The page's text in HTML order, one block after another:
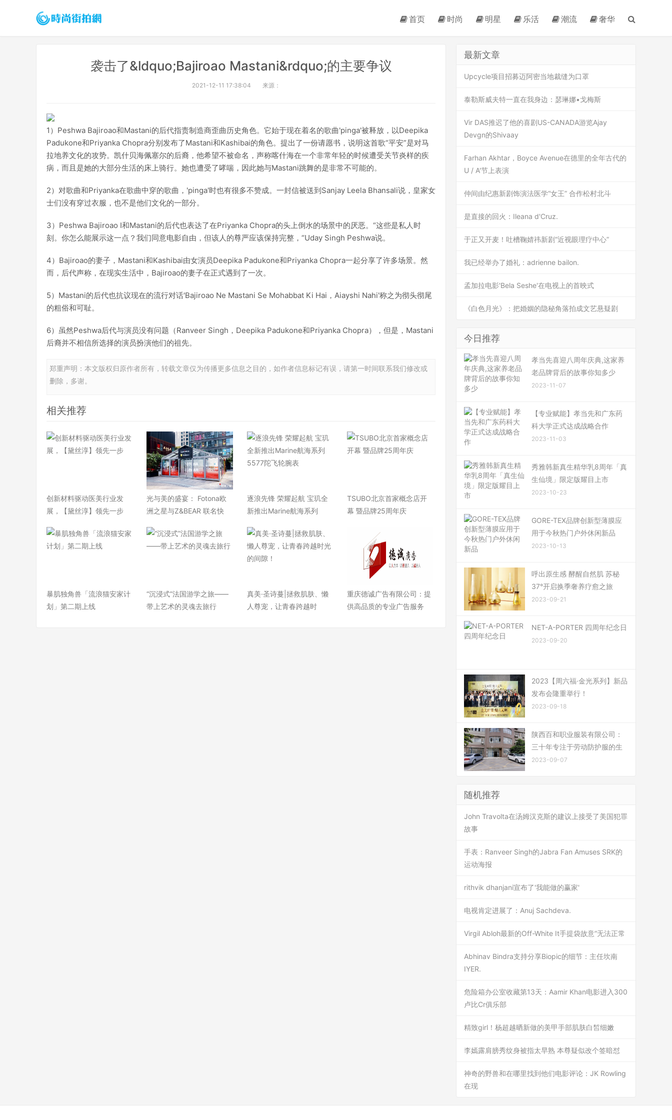
首页 时尚 明星 乐活 潮流 奢华
袭击了&ldquo;Bajiroao Mastani&rdquo;的主要争议
2021-12-11 17:38:04 来源：
1）Peshwa Bajiroao和Mastani的后代指责制造商歪曲历史角色。它始于现在着名的歌曲'pinga'被释放，以Deepika
Padukone和Priyanka Chopra分别发布了Mastani和Kashibai的角色。提出了一份请愿书，说明这首歌“平安”是对马
拉地养文化的攻势。凯什贝海佩塞尔的后裔，他希望不被命名，声称喀什海在一个非常年轻的时候遭受关节炎样的疾
病，而且是她的大部分生活的床上骑行。她也遭受了哮喘，因此她与Mastani跳舞的是非常不可能的。
2）对歌曲和Priyanka在歌曲中穿的歌曲，'pinga'时也有很多不赞成。一封信被送到Sanjay Leela Bhansali说，皇家女
士们没有穿过衣服，也不是他们文化的一部分。
3）Peshwa Bajiroao I和Mastani的后代也表达了在Priyanka Chopra的头上倒水的场景中的厌恶。“这些是私人时
刻。你怎么能展示这一点？我们同意电影自由，但该人的尊严应该保持完整，“Uday Singh Peshwa说。
4）Bajiroao的妻子，Mastani和Kashibai由女演员Deepika Padukone和Priyanka Chopra一起分享了许多场景。然
而，后代声称，在现实生活中，Bajiroao的妻子在正式遇到了一次。
5）Mastani的后代也抗议现在的流行对话'Bajiroao Ne Mastani Se Mohabbat Ki Hai，Aiayshi Nahi'称之为彻头彻尾
的粗俗和可耻。
6）虽然Peshwa后代与演员没有问题（Ranveer Singh，Deepika Padukone和Priyanka Chopra），但是，Mastani
后裔并不相信所选择的演员扮演他们的祖先。
郑重声明：本文版权归原作者所有，转载文章仅为传播更多信息之目的，如作者信息标记有误，请第一时间联系我们修改或
删除，多谢。
相关推荐
​创新材料驱动医美行业发
展，【黛丝淳】领先一步
光与美的盛宴： Fotona欧
洲之星与Z&BEAR 联名快
逐浪先锋 荣耀起航 宝玑全
新推出Marine航海系列
TSUBO北京首家概念店开
幕 暨品牌25周年庆
暴肌独角兽「流浪猫安家计
划」第二期上线
“沉浸式”法国游学之旅——
带上艺术的灵魂去旅行
真美·圣诗蔓|拯救肌肤、懒
人尊宠，让青春跨越时
重庆德诚广告有限公司：提
供高品质的专业广告服务
最新文章
Upcycle项目招募迈阿密当地裁缝为口罩
泰勒斯威夫特一直在我身边：瑟琳娜•戈梅斯
Vir DAS推迟了他的喜剧US-CANADA游览Ajay
Devgn的Shivaay
Farhan Akhtar，Boyce Avenue在德里的全年古代的
U / A'节上表演
仲间由纪惠新剧饰演法医学“女王” 合作松村北斗
是直接的回火：Ileana d'Cruz.
于正又开麦！吐槽鞠婧祎新剧“近视眼理疗中心”
我已经举办了婚礼：adrienne bailon.
孟加拉电影'Bela Seshe'在电视上的首映式
《白色月光》：把婚姻的隐秘角落拍成文艺悬疑剧
今日推荐
孝当先喜迎八周年庆典,这家养
老品牌背后的故事你知多少
2023-11-07
【专业赋能】孝当先和广东药
科大学正式达成战略合作
2023-11-03
秀雅韩新真生精华乳8周年「真
生仙境」限定版耀目上市
2023-10-23
GORE-TEX品牌创新型薄膜应
用于今秋热门户外休闲新品
2023-10-13
呼出原生感 酵醒自然肌 苏秘
37°开启换季奢养疗愈之旅
2023-09-21
NET-A-PORTER 四周年纪念日
2023-09-20
2023【周六福·金光系列】新品
发布会隆重举行！
2023-09-18
陕西百和职业服装有限公司：
三十年专注于劳动防护服的生
2023-09-07
随机推荐
John Travolta在汤姆汉克斯的建议上接受了美国犯罪
故事
手表：Ranveer Singh的Jabra Fan Amuses SRK的
运动海报
rithvik dhanjani宣布了'我能做的赢家'
电视肯定进展了：Anuj Sachdeva.
Virgil Abloh最新的Off-White It手提袋故意“无法正常
Abhinav Bindra支持分享Biopic的细节：主任坎南
IYER.
危险箱办公室收藏第13天：Aamir Khan电影进入300
卢比Cr俱乐部
精致girl！杨超越晒新做的美甲手部肌肤白皙细嫩
李嫣露肩膀秀纹身被指太早熟 本尊疑似改个签暗怼
神奇的野兽和在哪里找到他们电影评论：JK Rowling
在现